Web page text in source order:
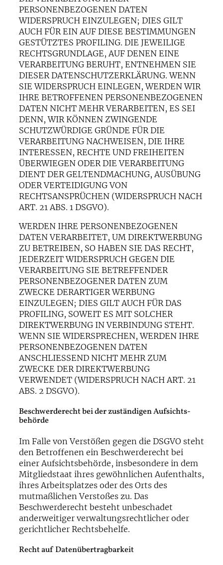
PERSONENBEZOGENEN DATEN
WIDERSPRUCH EINZULEGEN; DIES GILT
AUCH FÜR EIN AUF DIESE BESTIMMUNGEN
GESTÜTZTES PROFILING. DIE JEWEILIGE
RECHTSGRUNDLAGE, AUF DENEN EINE
VERARBEITUNG BERUHT, ENTNEHMEN SIE
DIESER DATENSCHUTZERKLÄRUNG. WENN
SIE WIDERSPRUCH EINLEGEN, WERDEN WIR
IHRE BETROFFENEN PERSONENBEZOGENEN
DATEN NICHT MEHR VERARBEITEN, ES SEI
DENN, WIR KÖNNEN ZWINGENDE
SCHUTZWÜRDIGE GRÜNDE FÜR DIE
VERARBEITUNG NACHWEISEN, DIE IHRE
INTERESSEN, RECHTE UND FREIHEITEN
ÜBERWIEGEN ODER DIE VERARBEITUNG
DIENT DER GELTENDMACHUNG, AUSÜBUNG
ODER VERTEIDIGUNG VON
RECHTSANSPRÜCHEN (WIDERSPRUCH NACH
ART. 21 ABS. 1 DSGVO).
WERDEN IHRE PERSONENBEZOGENEN
DATEN VERARBEITET, UM DIREKTWERBUNG
ZU BETREIBEN, SO HABEN SIE DAS RECHT,
JEDERZEIT WIDERSPRUCH GEGEN DIE
VERARBEITUNG SIE BETREFFENDER
PERSONENBEZOGENER DATEN ZUM
ZWECKE DERARTIGER WERBUNG
EINZULEGEN; DIES GILT AUCH FÜR DAS
PROFILING, SOWEIT ES MIT SOLCHER
DIREKTWERBUNG IN VERBINDUNG STEHT.
WENN SIE WIDERSPRECHEN, WERDEN IHRE
PERSONENBEZOGENEN DATEN
ANSCHLIESSEND NICHT MEHR ZUM
ZWECKE DER DIREKTWERBUNG
VERWENDET (WIDERSPRUCH NACH ART. 21
ABS. 2 DSGVO).
Beschwerde­recht bei der zuständigen Aufsichts­
behörde
Im Falle von Verstößen gegen die DSGVO steht
den Betroffenen ein Beschwerderecht bei
einer Aufsichtsbehörde, insbesondere in dem
Mitgliedstaat ihres gewöhnlichen Aufenthalts,
ihres Arbeitsplatzes oder des Orts des
mutmaßlichen Verstoßes zu. Das
Beschwerderecht besteht unbeschadet
anderweitiger verwaltungsrechtlicher oder
gerichtlicher Rechtsbehelfe.
Recht auf Daten­übertrag­barkeit